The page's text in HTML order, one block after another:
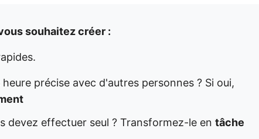
souhaitez créer :
précise avec d'autres personnes ? Si oui,
devez effectuer seul ? Transformez-le en tâche